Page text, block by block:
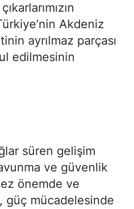
Akdeniz
ayrılmaz parçası
edilmesinin
süren gelişim
ve güvenlik
önemde ve
güç mücadelesinde